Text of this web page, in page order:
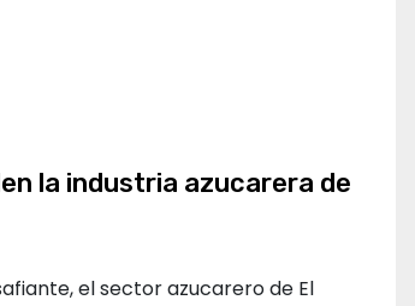
la industria azucarera de
el sector azucarero de El